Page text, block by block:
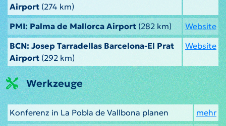
Airport (274 km)
PMI: Palma de Mallorca Airport(282 km)
Website
BCN: Josep Tarradellas Barcelona-El Prat
Airport (292 km)
Website
Werkzeuge
Konferenz in La Pobla de Vallbona planen
mehr